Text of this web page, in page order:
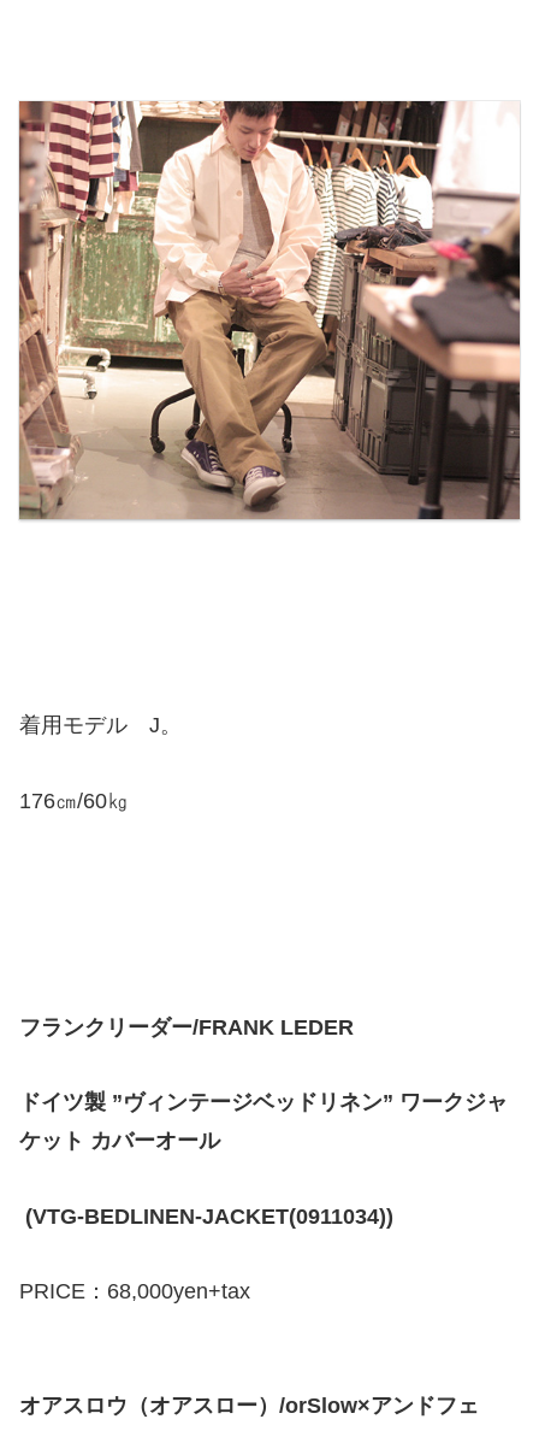
着用モデル J。
176㎝/60㎏
フランクリーダー/FRANK LEDER
ドイツ製 ”ヴィンテージベッドリネン” ワークジャ
ケット カバーオール
(VTG-BEDLINEN-JACKET(0911034))
PRICE：68,000yen+tax
オアスロウ（オアスロー）/orSlow×アンドフェ